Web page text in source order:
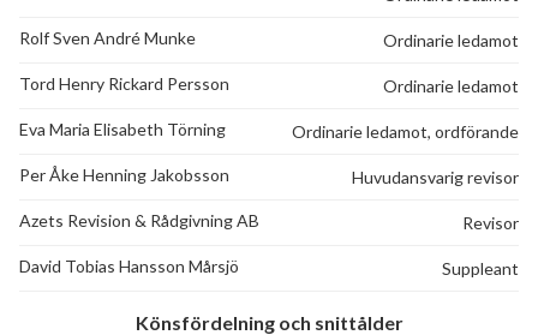
Rolf Sven André Munke Ordinarie ledamot
Tord Henry Rickard Persson Ordinarie ledamot
Eva Maria Elisabeth Törning Ordinarie ledamot, ordförande
Per Åke Henning Jakobsson Huvudansvarig revisor
Azets Revision & Rådgivning AB Revisor
David Tobias Hansson Mårsjö Suppleant
Könsfördelning och snittålder